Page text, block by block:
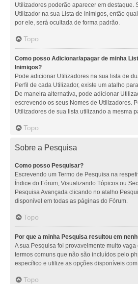
Utilizadores poderão aparecer em destaque.
Utilizador na sua Lista de Inimigos, então
por ele, será ocultada de forma padrão.
Topo
Como posso Adicionar/apagar de minha
Inimigos?
Pode adicionar Utilizadores na sua lista de
Perfil de cada Utilizador, existe um atalho
De maneira alternativa, pode adicionar
escrevendo os seus Nomes de Utilizadores.
Utilizadores de sua lista utilizando a mesma
Topo
Sobre a Pesquisa
Como posso Pesquisar?
Escrevendo um Termo de Pesquisa na
Índice do Fórum, Visualizando Tópicos ou
Pesquisa Avançada clicando no atalho
disponível em todas as páginas do Fórum.
Topo
Por que a minha Pesquisa resultou em
A sua Pesquisa foi provavelmente muito
termos comuns que não são incluídos pelo
específico e utilize as opções disponíveis
Topo